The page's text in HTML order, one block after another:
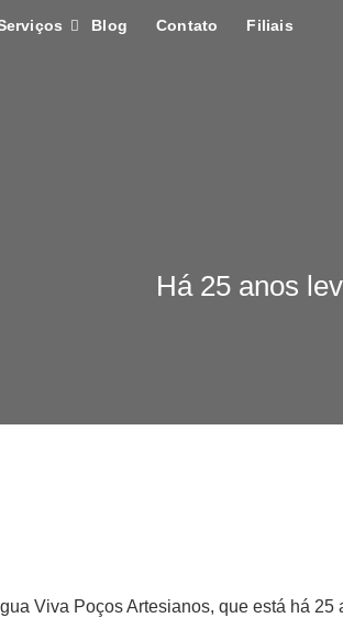
Blog Contato Filiais
Há 25 anos
Viva Poços Artesianos, que está há